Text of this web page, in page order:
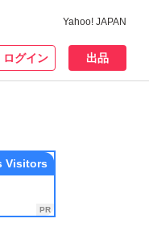
Yahoo! JAPAN
ログイン 出品
Visitors